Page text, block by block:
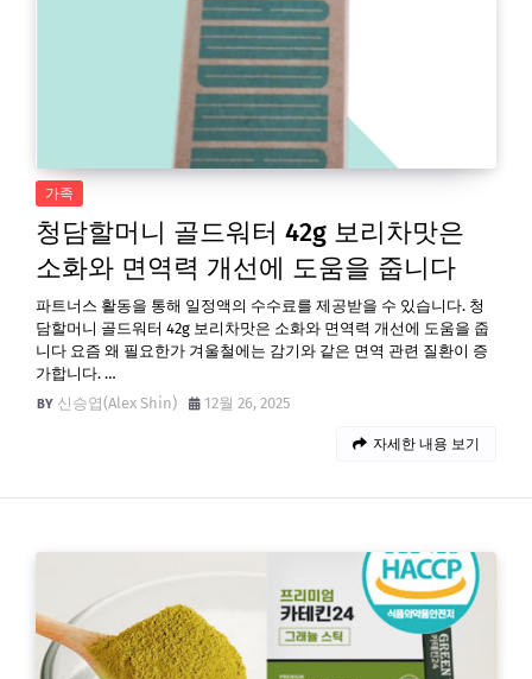
가족
청담할머니 골드워터 42g 보리차맛은
소화와 면역력 개선에 도움을 줍니다
파트너스 활동을 통해 일정액의 수수료를 제공받을 수 있습니다. 청
담할머니 골드워터 42g 보리차맛은 소화와 면역력 개선에 도움을 줍
니다 요즘 왜 필요한가 겨울철에는 감기와 같은 면역 관련 질환이 증
가합니다. …
신승엽(Alex Shin)
12월 26, 2025
자세한 내용 보기